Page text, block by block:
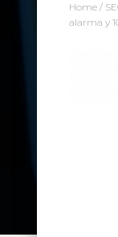
Home/
alarma y